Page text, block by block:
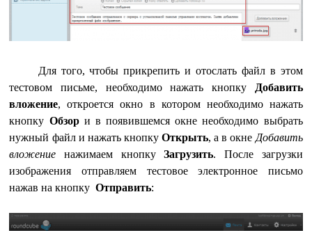
Для того, чтобы прикрепить и отослать файл в этом
тестовом письме, необходимо нажать кнопку
Добавить
вложение, откроется окно в котором необходимо нажать
кнопку Обзори в появившемся окне необходимо выбрать
нужный файл и нажать кнопкуОткрыть, а в окне Добавить
вложение нажимаем кнопкуЗагрузить. После загрузки
изображения отправляем тестовое электронное письмо
нажав на кнопкуОтправить: